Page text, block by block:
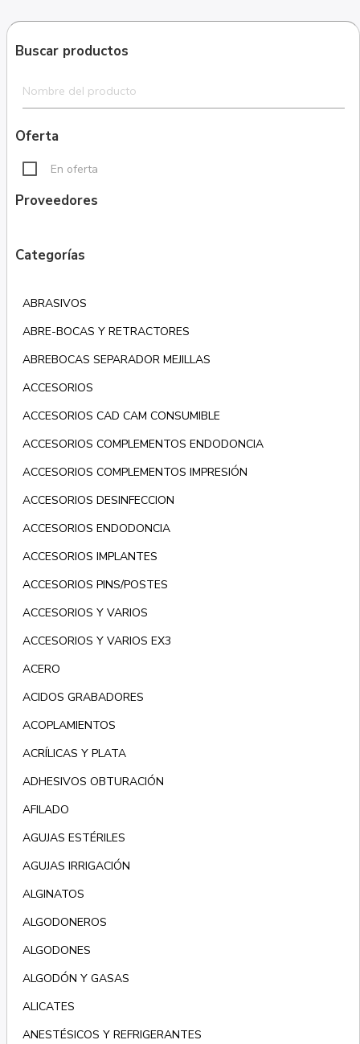
Buscar productos
Oferta
En oferta
Proveedores
Categorías
ABRASIVOS
ABRE-BOCAS Y RETRACTORES
ABREBOCAS SEPARADOR MEJILLAS
ACCESORIOS
ACCESORIOS CAD CAM CONSUMIBLE
ACCESORIOS COMPLEMENTOS ENDODONCIA
ACCESORIOS COMPLEMENTOS IMPRESIÓN
ACCESORIOS DESINFECCION
ACCESORIOS ENDODONCIA
ACCESORIOS IMPLANTES
ACCESORIOS PINS/POSTES
ACCESORIOS Y VARIOS
ACCESORIOS Y VARIOS EX3
ACERO
ACIDOS GRABADORES
ACOPLAMIENTOS
ACRÍLICAS Y PLATA
ADHESIVOS OBTURACIÓN
AFILADO
AGUJAS ESTÉRILES
AGUJAS IRRIGACIÓN
ALGINATOS
ALGODONEROS
ALGODONES
ALGODÓN Y GASAS
ALICATES
ANESTÉSICOS Y REFRIGERANTES